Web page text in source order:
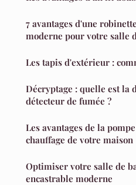
7 avantages d'une
moderne pour votre salle
Les tapis d'extérieur :
Décryptage : quelle est la
détecteur de fumée ?
Les avantages de la
chauffage de votre maison
Optimiser votre salle de
encastrable moderne